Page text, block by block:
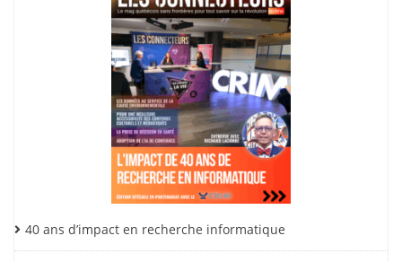
40 ans d’impact en recherche informatique